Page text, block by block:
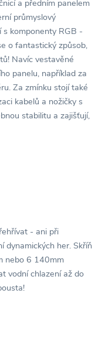
a předním panelem
průmyslový
komponenty RGB -
o fantastický způsob,
Navíc vestavěné
panelu, například za
Za zmínku stojí také
kabelů a nožičky s
stabilitu a zajišťují,
- ani při
dynamických her. Skříň
nebo 6 140mm
vodní chlazení až do